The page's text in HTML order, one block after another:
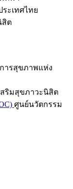
ะเทศไทย
สิต
ารสุขภาพแห่ง
สริมสุขภาวะนิสิต
ศูนย์นวัตกรรม